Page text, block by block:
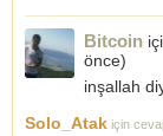
Bitcoin
önce)
inşallah
Solo_Atak için